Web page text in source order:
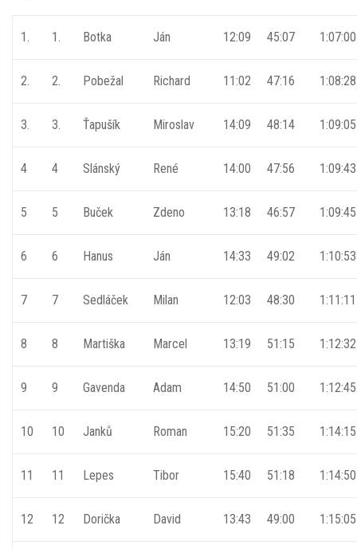
1. 1. Botka Ján 12:09 45:07 1:07:00
2. 2. Pobežal Richard 11:02 47:16 1:08:28
3. 3. Ťapušík Miroslav 14:09 48:14 1:09:05
4 4 Slánský René 14:00 47:56 1:09:43
5 5 Buček Zdeno 13:18 46:57 1:09:45
6 6 Hanus Ján 14:33 49:02 1:10:53
7 7 Sedláček Milan 12:03 48:30 1:11:11
8 8 Martiška Marcel 13:19 51:15 1:12:32
9 9 Gavenda Adam 14:50 51:00 1:12:45
10 10 Janků Roman 15:20 51:35 1:14:15
11 11 Lepes Tibor 15:40 51:18 1:14:50
12 12 Dorička David 13:43 49:00 1:15:05